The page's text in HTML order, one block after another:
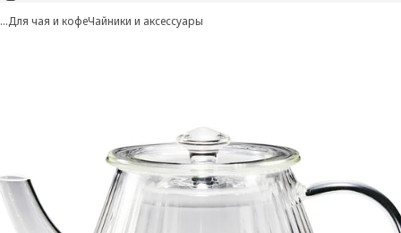
…Для чая и кофеЧайники и аксессуары